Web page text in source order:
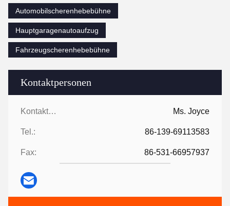
Kontaktpersonen
Kontaktpersonen: Ms. Joyce
Tel.: 86-139-69113583
Fax: 86-531-66957937
Automobilscherenhebebühne
Hauptgaragenautoaufzug
Fahrzeugscherenhebebühne